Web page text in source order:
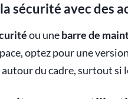
sécurité avec des
ou unebarre de
optez pour une
autour du cadre, surtout si